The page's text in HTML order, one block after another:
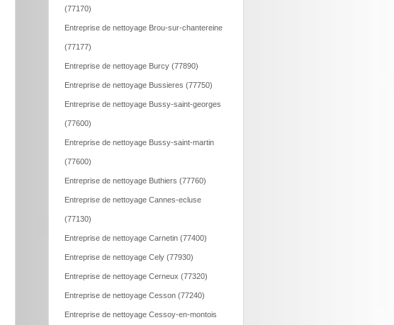
(77170)
Entreprise de nettoyage Brou-sur-chantereine
(77177)
Entreprise de nettoyage Burcy (77890)
Entreprise de nettoyage Bussieres (77750)
Entreprise de nettoyage Bussy-saint-georges
(77600)
Entreprise de nettoyage Bussy-saint-martin
(77600)
Entreprise de nettoyage Buthiers (77760)
Entreprise de nettoyage Cannes-ecluse
(77130)
Entreprise de nettoyage Carnetin (77400)
Entreprise de nettoyage Cely (77930)
Entreprise de nettoyage Cerneux (77320)
Entreprise de nettoyage Cesson (77240)
Entreprise de nettoyage Cessoy-en-montois